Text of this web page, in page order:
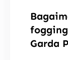
Garda